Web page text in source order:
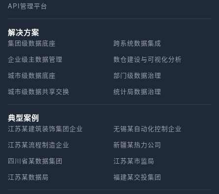
API管理平台
解决方案
集团级数据底座
跨系统数据集成
企业级主数据管理
数仓建设与可视化分析
城市级数据底座
部门级数据治理
城市级数据共享交换
统计局数据治理
典型案例
江苏某建筑装饰集团企业
无锡某自动化控制企业
江苏某流程制造企业
新疆某热力公司
四川省某数据集团
江苏某市监局
江苏某数据局
福建某交投集团